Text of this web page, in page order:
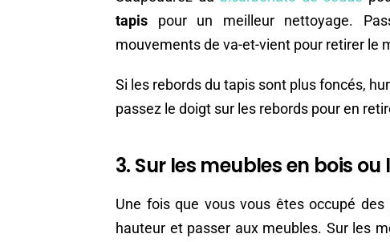
tapis pour un meilleur nettoyage.
mouvements de va-et-vient pour retirer le
Si les rebords du tapis sont plus foncés,
passez le doigt sur les rebords pour en
3. Sur les meubles en bois ou
Une fois que vous vous êtes occupé
hauteur et passer aux meubles. Sur les